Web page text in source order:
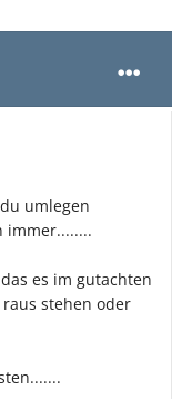
umlegen
immer........
es im gutachten
stehen oder